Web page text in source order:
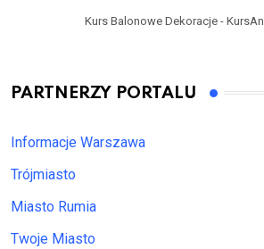
Kurs Balonowe Dekoracje -
PARTNERZY PORTALU
Informacje Warszawa
Trójmiasto
Miasto Rumia
Twoje Miasto